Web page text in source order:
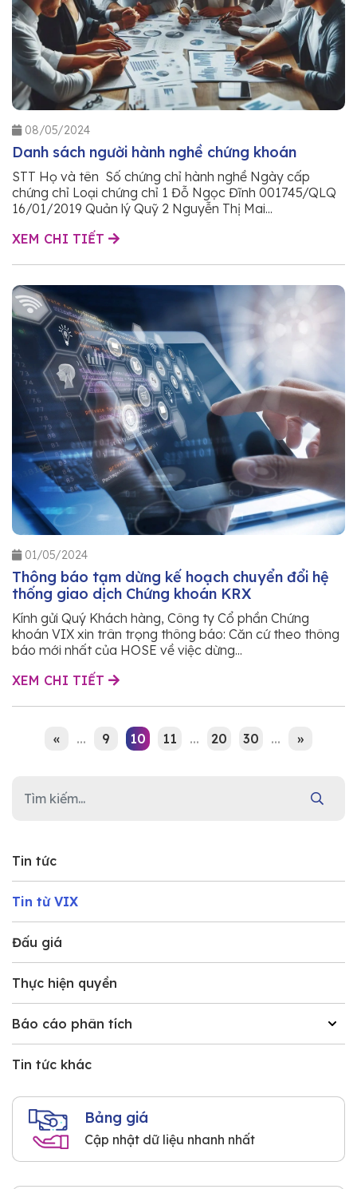
Tin tức
Tin từ VIX
Đấu giá
Thực hiện quyền
Báo cáo phân tích
Tin tức khác
Bảng giá
Cập nhật dữ liệu nhanh nhất
08/05/2024
Danh sách người hành nghề chứng khoán
STT Họ và tên Số chứng chỉ hành nghề Ngày cấp
chứng chỉ Loại chứng chỉ 1 Đỗ Ngọc Đĩnh 001745/QLQ
16/01/2019 Quản lý Quỹ 2 Nguyễn Thị Mai...
XEM CHI TIẾT
01/05/2024
Thông báo tạm dừng kế hoạch chuyển đổi hệ
thống giao dịch Chứng khoán KRX
Kính gửi Quý Khách hàng, Công ty Cổ phần Chứng
khoán VIX xin trân trọng thông báo: Căn cứ theo thông
báo mới nhất của HOSE về việc dừng...
XEM CHI TIẾT
« ... 9 10 11 ... 20 30 ... »